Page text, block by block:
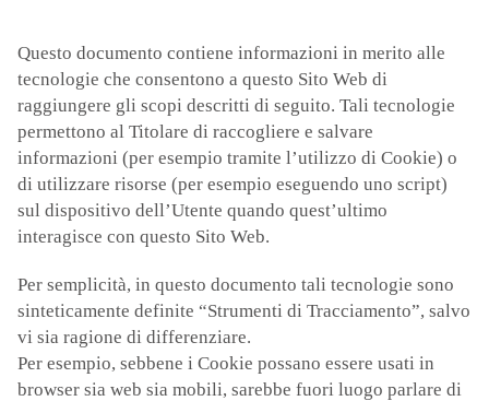
Questo documento contiene informazioni in merito alle
tecnologie che consentono a questo Sito Web di
raggiungere gli scopi descritti di seguito. Tali tecnologie
permettono al Titolare di raccogliere e salvare
informazioni (per esempio tramite l’utilizzo di Cookie) o
di utilizzare risorse (per esempio eseguendo uno script)
sul dispositivo dell’Utente quando quest’ultimo
interagisce con questo Sito Web.
Per semplicità, in questo documento tali tecnologie sono
sinteticamente definite “Strumenti di Tracciamento”, salvo
vi sia ragione di differenziare.
Per esempio, sebbene i Cookie possano essere usati in
browser sia web sia mobili, sarebbe fuori luogo parlare di